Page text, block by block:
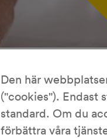
Den här
("cookies"). Endast
standard. Om du
förbättra våra